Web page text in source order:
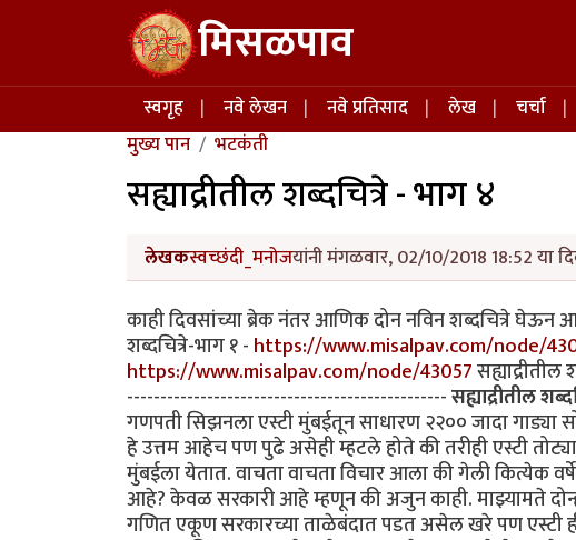
Skip to main content मिसळपाव
Main navigation
स्वगृह नवे लेखन नवे प्रतिसाद लेख चर्चा
मुख्य पान
भटकंती
सह्याद्रीतील शब्दचित्रे - भाग ४
लेखकस्वच्छंदी_मनोजयांनी मंगळवार, 02/10/2018 18:52 या
काही दिवसांच्या ब्रेक नंतर आणिक दोन नविन शब्दचित्रे घेऊन
शब्दचित्रे-भाग १ -https://www.misalpav.com/node/
https://www.misalpav.com/node/43057सह्याद्रीतील
------------------------------------------------सह्याद्रीतील
गणपती सिझनला एस्टी मुंबईतून साधारण २२०० जादा
हे उत्तम आहेच पण पुढे असेही म्हटले होते की तरीही एस्टी
मुंबईला येतात. वाचता वाचता विचार आला की गेली कित्येक
आहे? केवळ सरकारी आहे म्हणून की अजुन काही. माझ्यामते
गणित एकूण सरकारच्या ताळेबंदात पडत असेल खरे पण एस्टी